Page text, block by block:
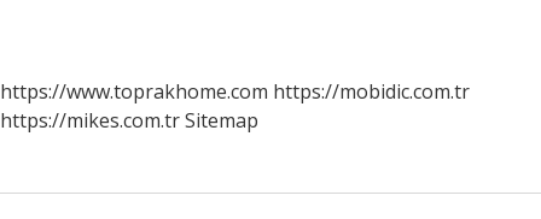
Boyanır
https://www.toprakhome.com https://mobidic.com.tr
https://mikes.com.trSitemap